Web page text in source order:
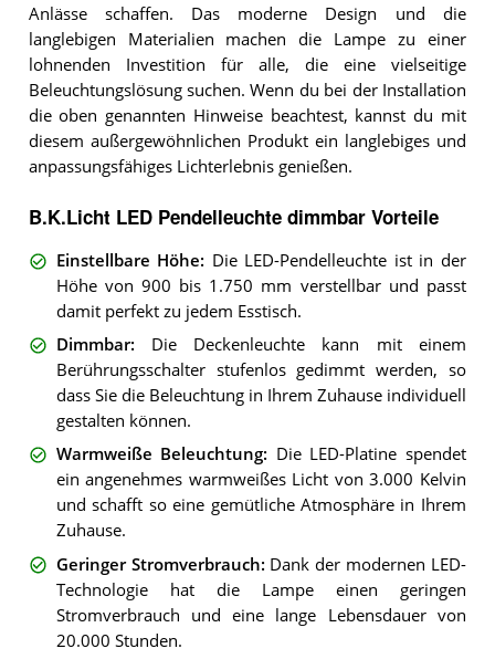
Anlässe schaffen. Das moderne Design und die
langlebigen Materialien machen die Lampe zu einer
lohnenden Investition für alle, die eine vielseitige
Beleuchtungslösung suchen. Wenn du bei der Installation
die oben genannten Hinweise beachtest, kannst du mit
diesem außergewöhnlichen Produkt ein langlebiges und
anpassungsfähiges Lichterlebnis genießen.
B.K.Licht LED Pendelleuchte dimmbar Vorteile
Einstellbare Höhe: Die LED-Pendelleuchte ist in der
Höhe von 900 bis 1.750 mm verstellbar und passt
damit perfekt zu jedem Esstisch.
Dimmbar: Die Deckenleuchte kann mit einem
Berührungsschalter stufenlos gedimmt werden, so
dass Sie die Beleuchtung in Ihrem Zuhause individuell
gestalten können.
Warmweiße Beleuchtung: Die LED-Platine spendet
ein angenehmes warmweißes Licht von 3.000 Kelvin
und schafft so eine gemütliche Atmosphäre in Ihrem
Zuhause.
Geringer Stromverbrauch: Dank der modernen LED-
Technologie hat die Lampe einen geringen
Stromverbrauch und eine lange Lebensdauer von
20.000 Stunden.